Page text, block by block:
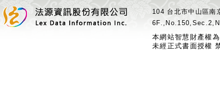
104 台北市中山區
本網站智慧財產權
未經正式書面授權